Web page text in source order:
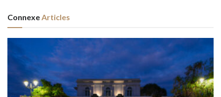
ConnexeArticles